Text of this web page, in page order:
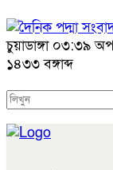
চুয়াডাঙ্গা ০৩:৩৯
১৪৩৩ বঙ্গাব্দ